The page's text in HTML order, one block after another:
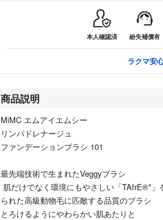
本人確認済 紛失補償有
ラクマ安
商品説明
MiMC エムアイエムシー
リンパドレナージュ
ファンデーションブラシ 101
最先端技術で生まれたVeggyブラシ
肌だけでなく環境にもやさしい「TAfrE®*」
られた高級動物毛に匹敵する品質のブラシ
とろけるようにやわらかい肌あたりと